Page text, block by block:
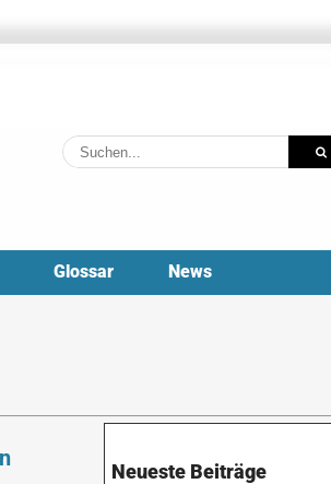
Suche
nach:
Glossar News
Neueste Beiträge